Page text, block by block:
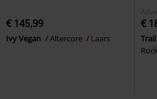
€ 145,99
Ivy Vegan Altercore Laars
€
Rock